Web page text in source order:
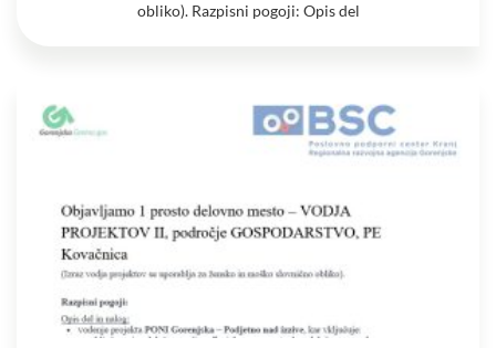
obliko). Razpisni pogoji: Opis del